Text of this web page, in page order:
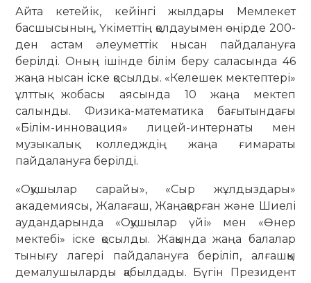
Айта кетейік, кейінгі жылдары Мемлекет
басшысының, Үкіметтің қолдауымен өңірде 200-
ден астам әлеуметтік нысан пайдалануға
берілді. Оның ішінде білім беру саласында 46
жаңа нысан іске қосылды. «Келешек мектептері»
ұлттық жобасы аясында 10 жаңа мектеп
салынды. Физика-математика бағытындағы
«Білім-инновация» лицей-интернаты мен
музыкалық колледждің жаңа ғимараты
пайдалануға берілді.
«Оқушылар сарайы», «Сыр жұлдыздары»
академиясы, Жалағаш, Жаңақорған және Шиелі
аудандарында «Оқушылар үйі» мен «Өнер
мектебі» іске қосылды. Жақында жаңа балалар
тынығу лагері пайдалануға беріліп, алғашқы
демалушыларды қабылдады. Бүгін Президент